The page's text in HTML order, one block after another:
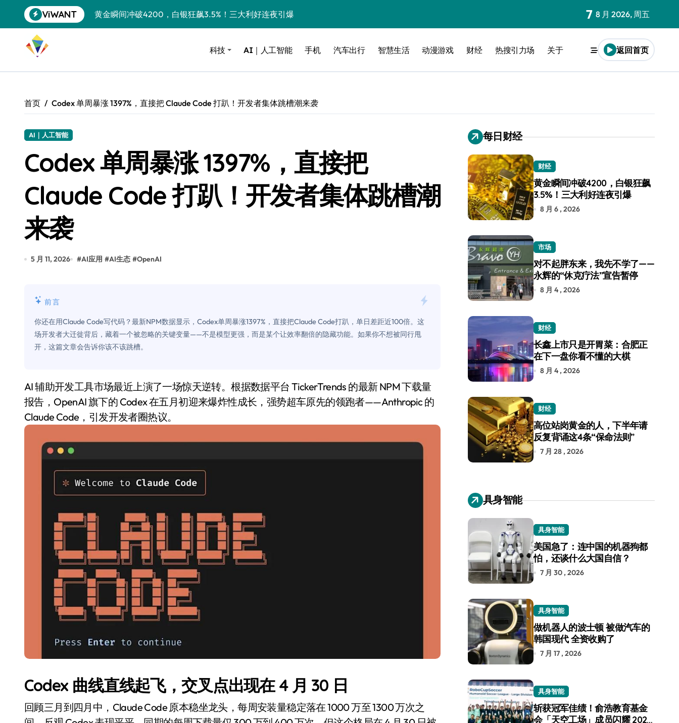
到
ViWANT
黄金瞬间冲破4200，白银狂飙3.5%！三大利好连夜引爆
Peloton 新车实测：屏幕能转、风扇怼脸，但最狠的是那个机械音
Xbox七月大崩盘：裁员3200、卖工作室、网络瘫了，微软这次真急了
谷歌DeepMind创始人辞去CEO，但继续“垂帘听政”？
400层堆叠、性能翻倍 三星把最新存储技术给了AI
召回X9、合作大众遇冷、高端梦碎：小鹏的“多事之夏”
比Model 3便宜？不，比Model 3有面儿——试驾雷克萨斯ES 500e
别再用汽车USB给MacBook充电了！老司机教你3招真·快充
你的U盘格式对了吗？详解exFAT和NTFS的终极对决
维修店最怕的“作死”操作：把手机塞冰箱，你中招了吗？
对不起胖东来，我先不学了——永辉的“休克疗法”宣告暂停
国际首次！中国钙钛矿探测器太空“开箱”，一边探测射线一边光伏发电
耳机低音像白开水？90%的人第一步就做错了
复古玩家狂喜：Anbernic第三次复刻GBA SP，情怀拉满
Xbox 360 游戏终于要登 PC，光盘党也能“以盘换数”了？
AirTag 新版到底香不香？一篇帮你避坑+种草
苹果三星偷偷在用的“无感切换”，索尼Bose却学不会？一文讲透
Apple Watch 表盘还能这么玩？保姆级教程，有手就会！
追觅清洁电器全球累计出货量破4000万台，技术创新驱动多品类增长
7 8 月 2026, 周五
科技 AI｜人工智能 手机 汽车出行 智慧生活 动漫游戏 财经 热搜引力场 关于 返回首页
首页 Codex 单周暴涨 1397%，直接把 Claude Code 打趴！开发者集体跳槽潮来袭
AI｜人工智能
Codex 单周暴涨 1397%，直接把
Claude Code 打趴！开发者集体跳槽潮
来袭
5 月 11, 2026 #AI应用 #AI生态 #OpenAI
前言
你还在用Claude Code写代码？最新NPM数据显示，Codex单周暴涨1397%，直接把Claude Code打趴，单日差距近100倍。这
场开发者大迁徙背后，藏着一个被忽略的关键变量——不是模型更强，而是某个让效率翻倍的隐藏功能。如果你不想被同行甩
开，这篇文章会告诉你该不该跳槽。
AI 辅助开发工具市场最近上演了一场惊天逆转。根据数据平台 TickerTrends 的最新 NPM 下载量
报告，OpenAI 旗下的 Codex 在五月初迎来爆炸性成长，强势超车原先的领跑者——Anthropic 的
Claude Code，引发开发者圈热议。
Codex 曲线直线起飞，交叉点出现在 4 月 30 日
回顾三月到四月中，Claude Code 原本稳坐龙头，每周安装量稳定落在 1000 万至 1300 万次之
每日财经
财经
黄金瞬间冲破4200，白银狂飙
3.5%！三大利好连夜引爆
8 月 6 , 2026
市场
对不起胖东来，我先不学了——
永辉的“休克疗法”宣告暂停
8 月 4 , 2026
财经
长鑫上市只是开胃菜：合肥正
在下一盘你看不懂的大棋
8 月 4 , 2026
财经
高位站岗黄金的人，下半年请
反复背诵这4条“保命法则”
7 月 28 , 2026
具身智能
具身智能
美国急了：连中国的机器狗都
怕，还谈什么大国自信？
7 月 30 , 2026
具身智能
做机器人的波士顿 被做汽车的
韩国现代 全资收购了
7 月 17 , 2026
具身智能
斩获冠军佳绩！俞浩教育基金
会「天空工场」成员闪耀 2026